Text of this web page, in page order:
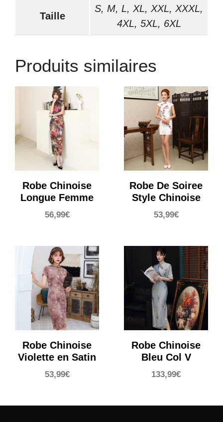
Taille
S, M, L, XL, XXL, XXXL,
4XL, 5XL, 6XL
Produits similaires
Robe Chinoise
Longue Femme
56,99€
Robe De Soiree
Style Chinoise
53,99€
Robe Chinoise
Violette en Satin
53,99€
Robe Chinoise
Bleu Col V
133,99€